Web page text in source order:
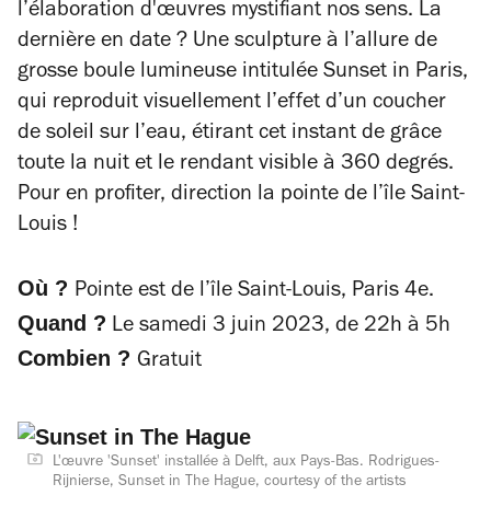
l’élaboration d'œuvres mystifiant nos sens. La
dernière en date ? Une sculpture à l’allure de
grosse boule lumineuse intitulée Sunset in Paris,
qui reproduit visuellement l’effet d’un coucher
de soleil sur l’eau, étirant cet instant de grâce
toute la nuit et le rendant visible à 360 degrés.
Pour en profiter, direction la pointe de l’île Saint-
Louis !
Où ? Pointe est de l’île Saint-Louis, Paris 4e.
Quand ? Le samedi 3 juin 2023, de 22h à 5h
Combien ? Gratuit
L'œuvre 'Sunset' installée à Delft, aux Pays-Bas. Rodrigues-
Rijnierse, Sunset in The Hague, courtesy of the artists